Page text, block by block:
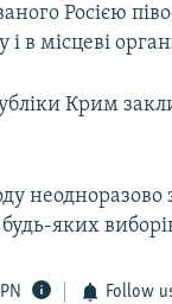
Росією
в місцеві
Крим
яких
Follow